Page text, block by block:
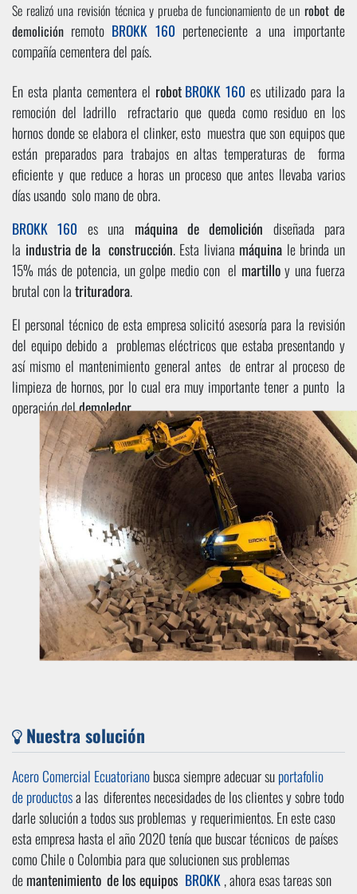
Se realizó una revisión técnica y prueba de funcionamiento de un robot de
demolición remoto BROKK 160 perteneciente a una importante
compañía cementera del país.
En esta planta cementera el robot BROKK 160 es utilizado para la
remoción del ladrillo refractario que queda como residuo en los
hornos donde se elabora el clinker, esto muestra que son equipos que
están preparados para trabajos en altas temperaturas de
forma
eficiente y que reduce a horas un proceso que antes llevaba varios
días usando solo mano de obra.
BROKK 160 es una máquina de demolición diseñada para
la industria de la construcción. Esta liviana máquina le brinda un
15% más de potencia, un golpe medio con el martilloy una fuerza
brutal con latrituradora.
El personal técnico de esta empresa solicitó asesoría para la revisión
del equipo debido a problemas eléctricos que estaba presentando y
así mismo el mantenimiento general antes de entrar al proceso de
limpieza de hornos, por lo cual era muy importante tener a punto la
operación deldemoledor.
Nuestra solución
Acero Comercial Ecuatorianobusca siempre adecuar suportafolio
de productosa las diferentes necesidades de los clientes y sobre todo
darle solución a todos sus problemas y requerimientos. En este caso
esta empresa hasta el año 2020 tenía que buscar técnicos de países
como Chile o Colombia para que solucionen sus problemas
demantenimiento de los equipos BROKK , ahora esas tareas son